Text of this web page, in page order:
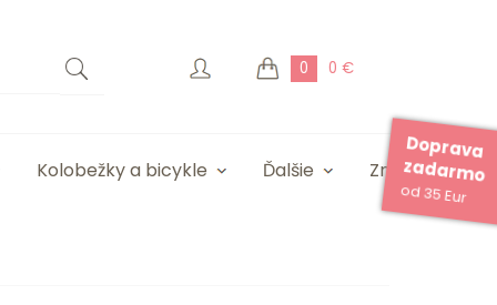
0 0 €
Doprava
zadarmo
od 35 Eur
Kolobežky a bicykle Ďalšie Značky